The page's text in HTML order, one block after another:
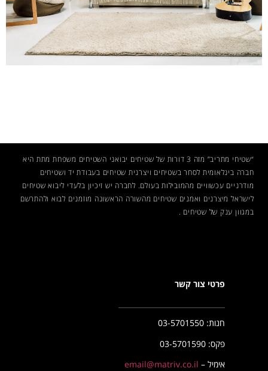
“שטיחי מתריב” מזה 3 דורות של שטיחים יבואני השטיחים משפחת מתת היא
חברה בינלאומית לסחר בשטיחים ויצרנית שטיחים בעבודת יד ושטיחים
מודרניים עכשוויים מהמובילות בעולם. לחברה יש זיכיון בלעדי ליבוא שטיחים
לישראל מיצרנים ואמנים שטיחים מהשורה הראשונה מוזמנים לבוא ולהתרשם
במגוון ענק של שטיחים .
פרטי צור קשר
חנות: 03-5701550
פקס: 03-5701590
אימיל – email@matriv.co.il